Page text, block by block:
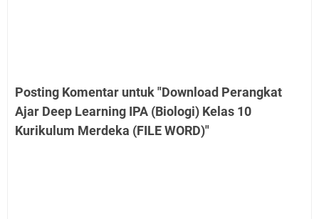
Posting Komentar untuk "Download Perangkat
Ajar Deep Learning IPA (Biologi) Kelas 10
Kurikulum Merdeka (FILE WORD)"